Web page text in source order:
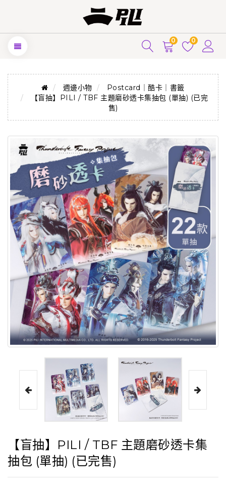
0 0
週邊小物
Postcard｜酷卡｜書籤
【盲抽】PILI / TBF 主題磨砂透卡集抽包 (單抽) (已完
售)
【盲抽】PILI / TBF 主題磨砂透卡集
抽包 (單抽) (已完售)